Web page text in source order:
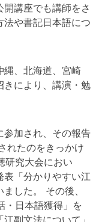
講座でも講師をさ
や書記日本語につ
縄、北海道、宮崎
きにより、講演・勉
参加され、その報告
れたのをきっかけ
研究大会におい
表「分かりやすい江
した。 その後、
・日本語獲得」を
副文法について」